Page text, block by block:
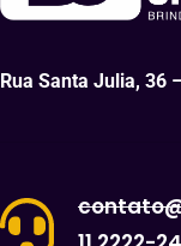
Rua Santa Julia, 36